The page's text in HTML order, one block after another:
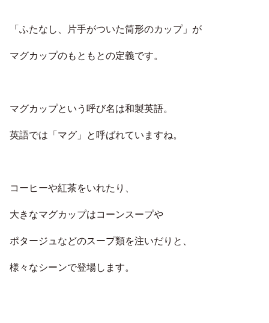
「ふたなし、片手がついた筒形のカップ」が
マグカップのもともとの定義です。
マグカップという呼び名は和製英語。
英語では「マグ」と呼ばれていますね。
コーヒーや紅茶をいれたり、
大きなマグカップはコーンスープや
ポタージュなどのスープ類を注いだりと、
様々なシーンで登場します。